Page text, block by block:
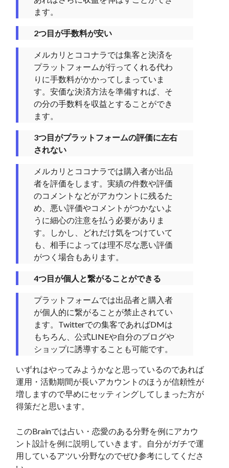
ます。
2つ目が手数料が安い
メルカリとココナラでは集客と決済を
プラットフォームが行ってくれる代わ
りに手数料がかかってしまっていま
す。安価な決済方法を準備すれば、そ
の分の手数料を収益とすることができ
ます。
3つ目がプラットフォームの評価に左右
されない
メルカリとココナラでは購入者が出品
者を評価をします。実績の件数や評価
のコメントなどがアカウントに残るた
め、悪い評価やコメントがつかないよ
うに細心の注意を払う必要がありま
す。しかし、どれだけ気をつけていて
も、相手によっては理不尽な悪い評価
がつく場合もあります。
4つ目が個人と繋がることができる
プラットフォームでは出品者と購入者
が個人的に繋がることが禁止されてい
ます。Twitterでの集客であればDMは
もちろん、公式LINEや自分のブログや
ショップに誘導することも可能です。
いずれはやってみようかなと思っているのであれば
運用・活動期間が長いアカウントのほうが信頼性が
増しますので早めにセッティングしてしまった方が
得策だと思います。
このBrainでは占い・恋愛のある分野を例にアカウ
ント設計を例に説明していきます。自分がガチで運
用しているアツい分野なのでぜひ参考にしてくださ